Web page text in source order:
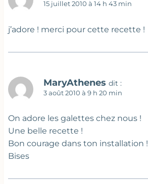
15 juillet 2010 à 14 h 43 min
j’adore ! merci pour cette recette !
MaryAthenes dit :
3 août 2010 à 9 h 20 min
On adore les galettes chez nous !
Une belle recette !
Bon courage dans ton installation !
Bises